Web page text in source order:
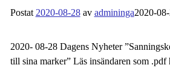
Postat 2020-08-28 av admininga2020-
2020- 08-28 Dagens Nyheter
till sina marker” Läs insändaren som .pdf